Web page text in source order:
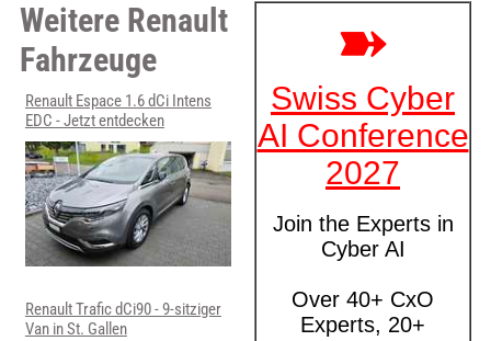
Weitere Renault
Fahrzeuge
Renault Espace 1.6 dCi Intens
EDC - Jetzt entdecken
Renault Trafic dCi90 - 9-sitziger
Van in St. Gallen